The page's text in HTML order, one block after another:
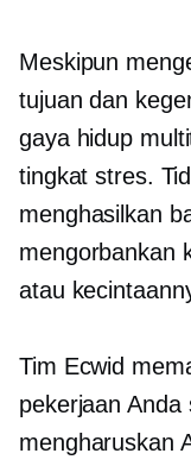
Meskipun
tujuan dan
gaya hidup
tingkat stres.
menghasilkan
mengorbankan
atau
Tim Ecwid
pekerjaan Anda
mengharuskan